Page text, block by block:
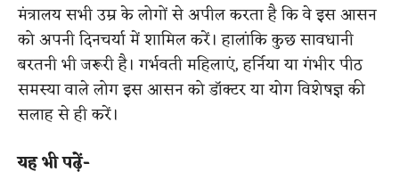
मंत्रालय सभी उम्र के लोगों से अपील करता है कि वे इस आसन
को अपनी दिनचर्या में शामिल करें। हालांकि कुछ सावधानी
बरतनी भी जरूरी है। गर्भवती महिलाएं, हर्निया या गंभीर पीठ
समस्या वाले लोग इस आसन को डॉक्टर या योग विशेषज्ञ की
सलाह से ही करें।
यह भी पढ़ें-